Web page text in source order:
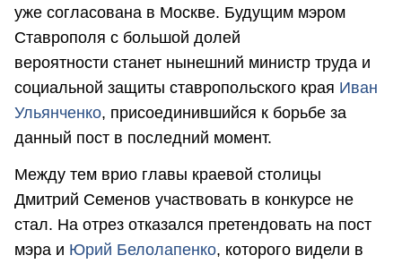
уже согласована в Москве. Будущим мэром
Ставрополя с большой долей
вероятности станет нынешний министр труда и
социальной защиты ставропольского края Иван
Ульянченко, присоединившийся к борьбе за
данный пост в последний момент.
Между тем врио главы краевой столицы
Дмитрий Семенов участвовать в конкурсе не
стал. На отрез отказался претендовать на пост
мэра и Юрий Белолапенко, которого видели в